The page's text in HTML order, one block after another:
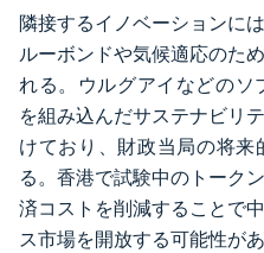
隣接するイノベーションに
ルーボンドや気候適応のた
れる。ウルグアイなどのソ
を組み込んだサステナビリ
けており、財政当局の将
る。香港で試験中のトーク
済コストを削減することで
ス市場を開放する可能性が